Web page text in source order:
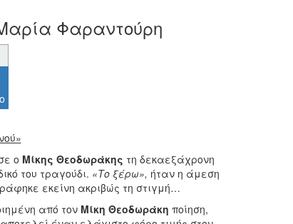
Φαραντούρη
ο Μίκης Θεοδωράκης τη δεκαεξάχρονη
του τραγούδι. «Το ξέρω», ήταν η άμεση
εκείνη ακριβώς τη στιγμή…
από τον Μίκη Θεοδωράκη ποίηση,